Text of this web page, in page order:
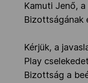
Kamuti Jenő,
Bizottságának
Kérjük, a
Play
Bizottság a